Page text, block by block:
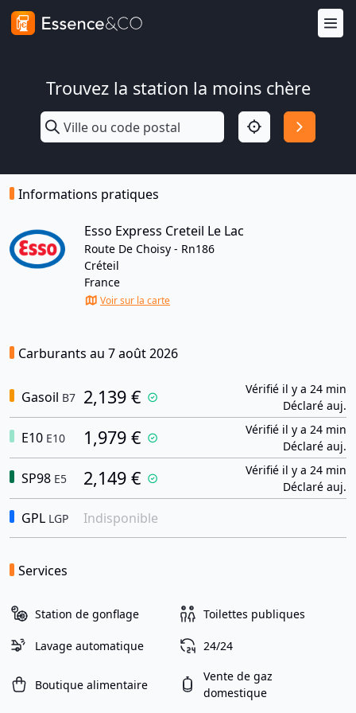
Trouvez la station la moins chère
Informations pratiques
Esso Express Creteil Le Lac
Route De Choisy - Rn186
Créteil
France
Voir sur la carte
Carburants au 7 août 2026
Gasoil B7 2,139 €
Vérifié il y a 24 min
Déclaré auj.
E10 E10 1,979 €
Vérifié il y a 24 min
Déclaré auj.
SP98 E5 2,149 €
Vérifié il y a 24 min
Déclaré auj.
GPL LGP Indisponible
Services
Station de gonflage Toilettes publiques
Lavage automatique 24/24
Boutique alimentaire
Vente de gaz
domestique